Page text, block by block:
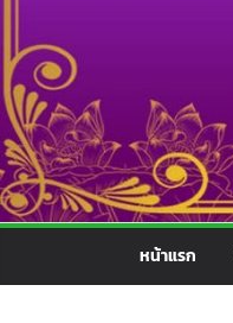
หน้าแรก